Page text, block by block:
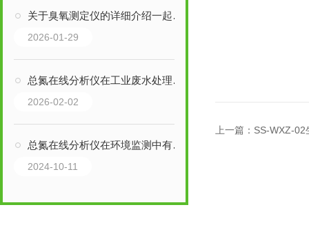
关于臭氧测定仪的详细介绍一起了解下
2026-01-29
总氮在线分析仪在工业废水处理中的重要性
2026-02-02
总氮在线分析仪在环境监测中有哪些应用？
2024-10-11
上一篇： SS-WXZ-02